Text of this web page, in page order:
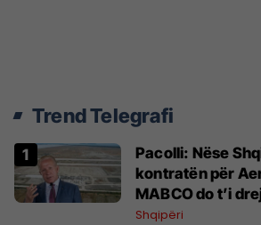
Trend Telegrafi
Pacolli: Nëse
kontratën për
MABCO do t’i
ndërkombëtar
Shqipëri